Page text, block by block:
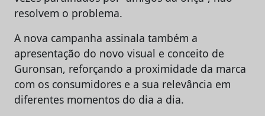
resolvem o problema.
A nova campanha assinala também a
apresentação do novo visual e conceito de
Guronsan, reforçando a proximidade da marca
com os consumidores e a sua relevância em
diferentes momentos do dia a dia.